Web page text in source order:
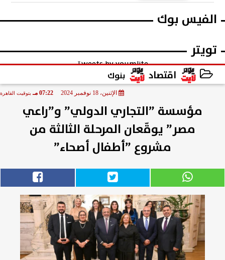
الفيس بوك
تويتر
Tweets by youmlite
اقتصاد بنوك
الإثنين، 18 نوفمبر 2024 07:22 مـ بتوقيت القاهرة
مؤسسة ”التجاري الدولي” و”راعي
مصر” يوقّعان المرحلة الثالثة من
مشروع ”أطفال أصحاء”